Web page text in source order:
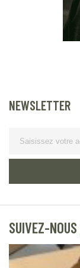
NEWSLETTER
SUIVEZ-NOUS